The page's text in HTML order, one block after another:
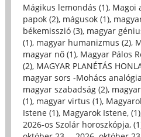
Mágikus lemondás (1), Magoi
papok (2), mágusok (1),
békemisszió (3), magyar
(1), magyar humanizmus (2),
magyar nő (1), Magyar Pálos
(2), MAGYAR PLANÉTÁS
magyar sors -Mohács
magyar szabadság (2),
(1), magyar virtus (1),
Istene (1), Magyarok Istene, (1)
2026-os Szolár horoszkópja,